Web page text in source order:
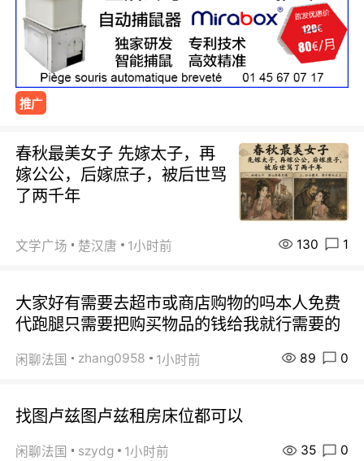
推广
春秋最美女子 先嫁太子，再
嫁公公，后嫁庶子，被后世骂
了两千年
文学广场 楚汉唐 1小时前 130 1
大家好有需要去超市或商店购物的吗本人免费
代跑腿只需要把购买物品的钱给我就行需要的
闲聊法国 zhang0958 1小时前 89 0
找图卢兹图卢兹租房床位都可以
闲聊法国 szydg 1小时前 35 0